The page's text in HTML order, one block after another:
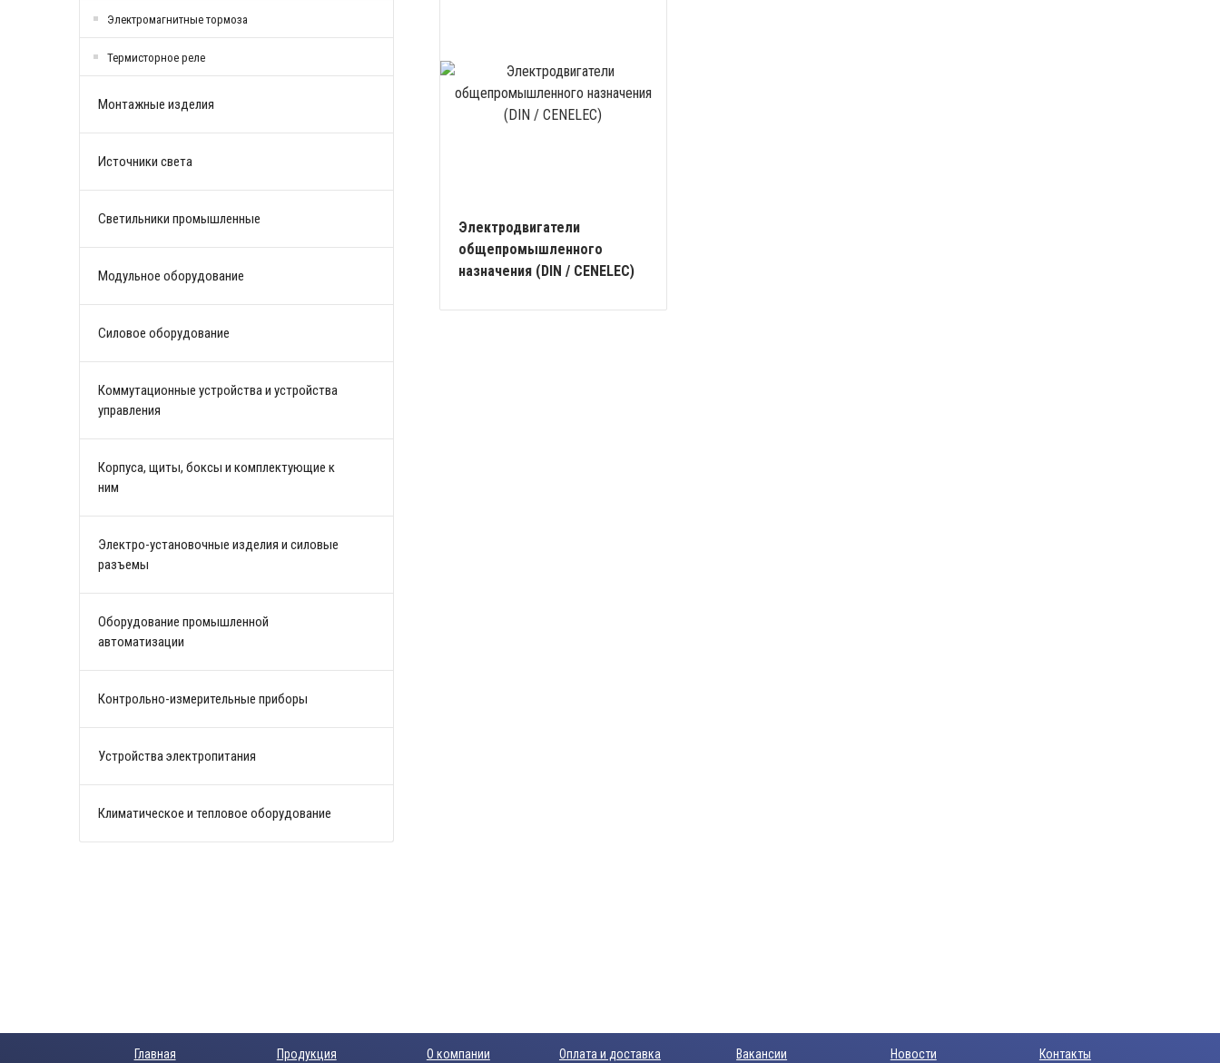
Электродвигатели
общепромышленного
назначения (DIN / CENELEC)
Электромагнитные тормоза
Термисторное реле
Монтажные изделия
Источники света
Светильники промышленные
Модульное оборудование
Силовое оборудование
Коммутационные устройства и устройства
управления
Корпуса, щиты, боксы и комплектующие к
ним
Электро-установочные изделия и силовые
разъемы
Оборудование промышленной
автоматизации
Контрольно-измерительные приборы
Устройства электропитания
Климатическое и тепловое оборудование
Главная Продукция О компании Оплата и доставка Вакансии Новости Контакты